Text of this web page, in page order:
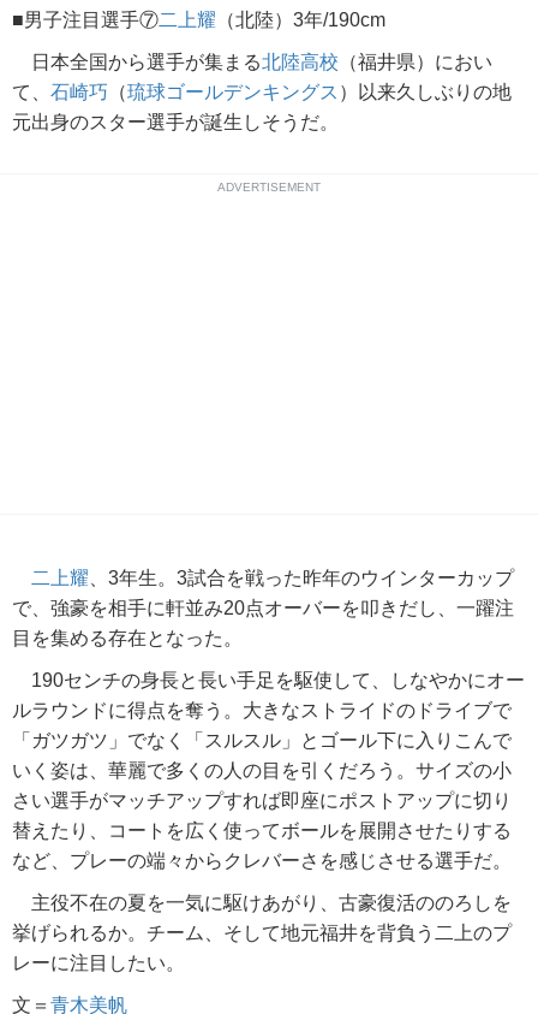
■男子注目選手⑦二上耀 （北陸）3年/190cm
日本全国から選手が集まる北陸高校 （福井県）におい
て、 石崎巧 （琉球ゴールデンキングス ）以来久しぶりの地
元出身のスター選手が誕生しそうだ。
ADVERTISEMENT
二上耀 、3年生。3試合を戦った昨年のウインターカップ
で、強豪を相手に軒並み20点オーバーを叩きだし、一躍注
目を集める存在となった。
190センチの身長と長い手足を駆使して、しなやかにオー
ルラウンドに得点を奪う。大きなストライドのドライブで
「ガツガツ」でなく「スルスル」とゴール下に入りこんで
いく姿は、華麗で多くの人の目を引くだろう。サイズの小
さい選手がマッチアップすれば即座にポストアップに切り
替えたり、コートを広く使ってボールを展開させたりする
など、プレーの端々からクレバーさを感じさせる選手だ。
主役不在の夏を一気に駆けあがり、古豪復活ののろしを
挙げられるか。チーム、そして地元福井を背負う二上のプ
レーに注目したい。
文＝ 青木美帆